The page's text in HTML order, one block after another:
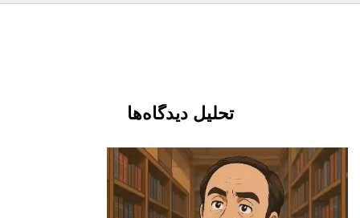
تحلیل دیدگاه‌ها